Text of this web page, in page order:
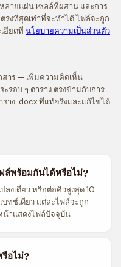
ลายแผ่น เซลล์ที่ผสาน และการ
งที่สุดเท่าที่จะทำได้ ไฟล์จะถูก
อียดที่ นโยบายความเป็นส่วนตัว
าร — เพิ่มความคิดเห็น
รอบ ๆ ตาราง ตรงข้ามกับการ
าง .docx ที่แท้จริงและแก้ไขได้
ล์พร้อมกันได้หรือไม่?
ลงเดี่ยว หรือต่อคิวสูงสุด 10
ทช์เดียว แต่ละไฟล์จะถูก
น้าแสดงไฟล์ปัจจุบัน
รือไม่?